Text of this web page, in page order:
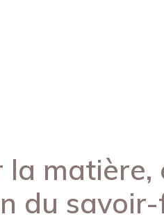
la matière,
du savoir-